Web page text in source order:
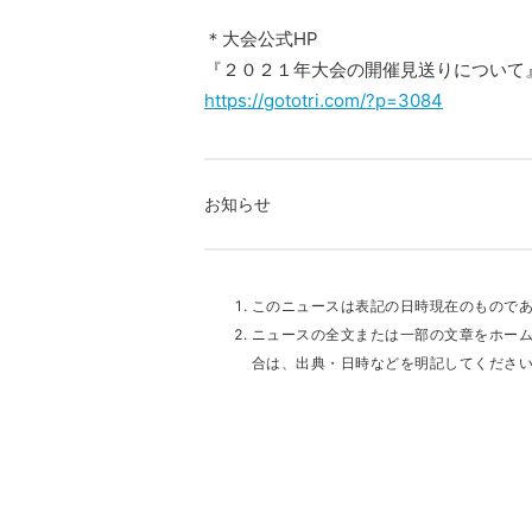
＊大会公式HP
『２０２１年大会の開催見送りについて
https://gototri.com/?p=3084
お知らせ
このニュースは表記の日時現在のもので
ニュースの全文または一部の文章をホー
合は、出典・日時などを明記してくださ